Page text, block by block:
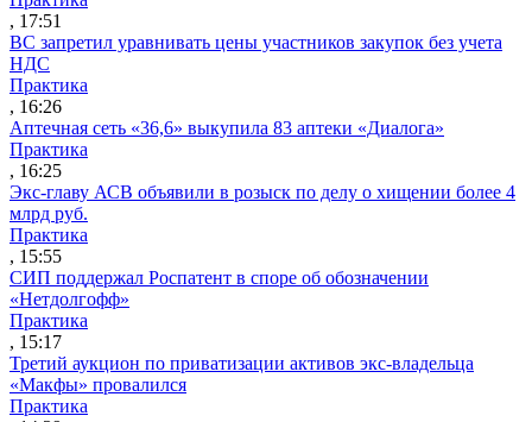
, 17:51
ВС запретил уравнивать цены участников закупок без учета
НДС
Практика
, 16:26
Аптечная сеть «36,6» выкупила 83 аптеки «Диалога»
Практика
, 16:25
Экс-главу АСВ объявили в розыск по делу о хищении более 4
млрд руб.
Практика
, 15:55
СИП поддержал Роспатент в споре об обозначении
«Нетдолгофф»
Практика
, 15:17
Третий аукцион по приватизации активов экс-владельца
«Макфы» провалился
Практика